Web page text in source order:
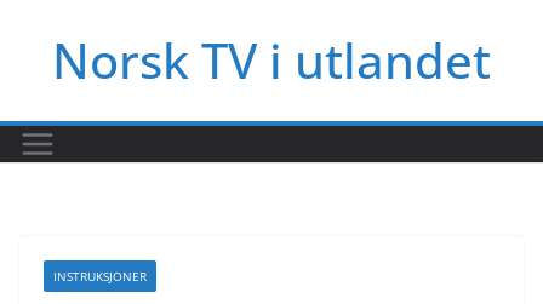
innholdetNorsk TV i utlandet
INSTRUKSJONER